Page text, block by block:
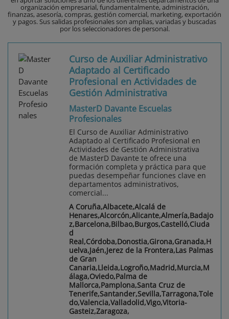
organización empresarial, fundamentalmente, administración,
finanzas, asesoría, compras, gestión comercial, marketing, exportación
y pagos. Sus salidas profesionales son amplias, variadas y buscadas
por los seleccionadores de personal.
Curso de Auxiliar Administrativo
Adaptado al Certificado
Profesional en Actividades de
Gestión Administrativa
MasterD Davante Escuelas
Profesionales
El Curso de Auxiliar Administrativo
Adaptado al Certificado Profesional en
Actividades de Gestión Administrativa
de MasterD Davante te ofrece una
formación completa y práctica para que
puedas desempeñar funciones clave en
departamentos administrativos,
comercial...
A Coruña,Albacete,Alcalá de
Henares,Alcorcón,Alicante,Almería,Badajo
z,Barcelona,Bilbao,Burgos,Castelló,Ciuda
d
Real,Córdoba,Donostia,Girona,Granada,H
uelva,Jaén,Jerez de la Frontera,Las Palmas
de Gran
Canaria,Lleida,Logroño,Madrid,Murcia,M
álaga,Oviedo,Palma de
Mallorca,Pamplona,Santa Cruz de
Tenerife,Santander,Sevilla,Tarragona,Tole
do,Valencia,Valladolid,Vigo,Vitoria-
Gasteiz,Zaragoza,